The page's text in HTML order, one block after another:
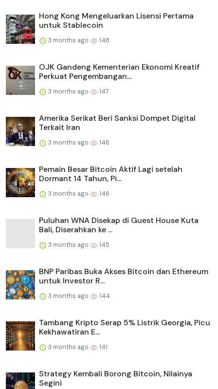
Hong Kong Mengeluarkan Lisensi Pertama
untuk Stablecoin
3 months ago 148
OJK Gandeng Kementerian Ekonomi Kreatif
Perkuat Pengembangan...
3 months ago 147
Amerika Serikat Beri Sanksi Dompet Digital
Terkait Iran
3 months ago 146
Pemain Besar Bitcoin Aktif Lagi setelah
Dormant 14 Tahun, Pi...
3 months ago 146
Puluhan WNA Disekap di Guest House Kuta
Bali, Diserahkan ke ...
3 months ago 145
BNP Paribas Buka Akses Bitcoin dan Ethereum
untuk Investor R...
3 months ago 144
Tambang Kripto Serap 5% Listrik Georgia, Picu
Kekhawatiran E...
3 months ago 141
Strategy Kembali Borong Bitcoin, Nilainya
Segini